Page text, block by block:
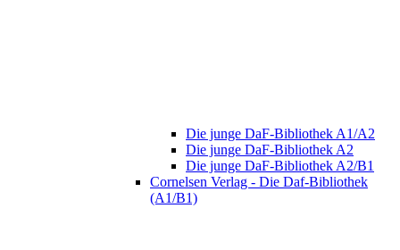
Die junge DaF-Bibliothek A1/A2
Die junge DaF-Bibliothek A2
Die junge DaF-Bibliothek A2/B1
Cornelsen Verlag - Die Daf-Bibliothek
(A1/B1)